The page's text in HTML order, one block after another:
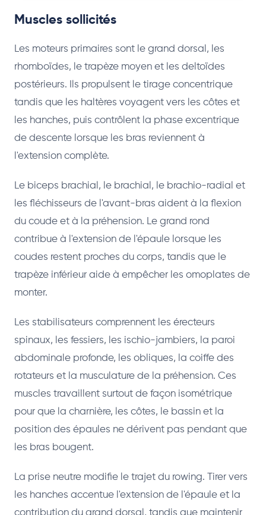
Muscles sollicités
Les moteurs primaires sont le grand dorsal, les
rhomboïdes, le trapèze moyen et les deltoïdes
postérieurs. Ils propulsent le tirage concentrique
tandis que les haltères voyagent vers les côtes et
les hanches, puis contrôlent la phase excentrique
de descente lorsque les bras reviennent à
l'extension complète.
Le biceps brachial, le brachial, le brachio-radial et
les fléchisseurs de l'avant-bras aident à la flexion
du coude et à la préhension. Le grand rond
contribue à l'extension de l'épaule lorsque les
coudes restent proches du corps, tandis que le
trapèze inférieur aide à empêcher les omoplates de
monter.
Les stabilisateurs comprennent les érecteurs
spinaux, les fessiers, les ischio-jambiers, la paroi
abdominale profonde, les obliques, la coiffe des
rotateurs et la musculature de la préhension. Ces
muscles travaillent surtout de façon isométrique
pour que la charnière, les côtes, le bassin et la
position des épaules ne dérivent pas pendant que
les bras bougent.
La prise neutre modifie le trajet du rowing. Tirer vers
les hanches accentue l'extension de l'épaule et la
contribution du grand dorsal, tandis que maintenir